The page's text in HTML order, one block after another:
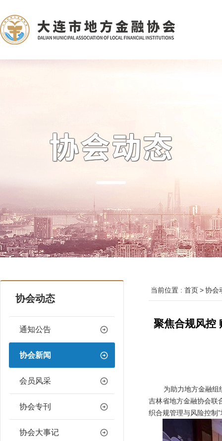
协会动态
通知公告
协会新闻
会员风采
协会专刊
协会大事记
当前位置 : 首页 协会
聚焦合规风控
为助力地方金融
吉林省地方金融协会联
织合规管理与风险控制